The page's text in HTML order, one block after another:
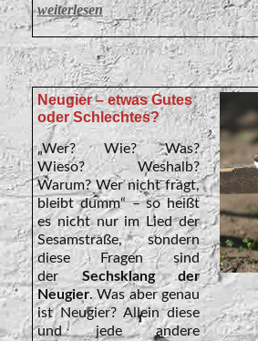
weiterlesen
Neugier – etwas Gutes
oder Schlechtes?
„Wer? Wie? Was?
Wieso? Weshalb?
Warum? Wer nicht fragt,
bleibt dumm“ – so heißt
es nicht nur im Lied der
Sesamstraße, sondern
diese Fragen sind
derSechsklang der
Neugier. Was aber genau
ist Neugier? Allein diese
und jede andere